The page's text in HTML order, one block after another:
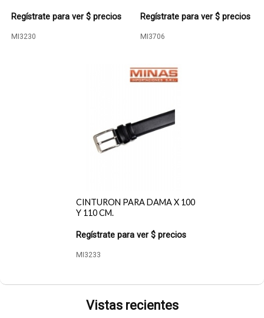
Regístrate para ver $ precios
MI3230
Regístrate para ver $ precios
MI3706
CINTURON PARA DAMA X 100
Y 110 CM.
Regístrate para ver $ precios
MI3233
Vistas recientes